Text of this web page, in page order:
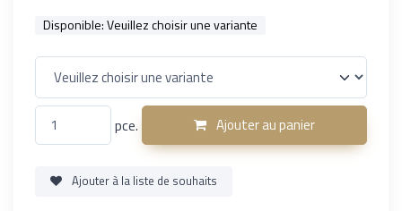
Disponible:Veuillez choisir une variante
pce. Ajouter au panier
Ajouter à la liste de souhaits